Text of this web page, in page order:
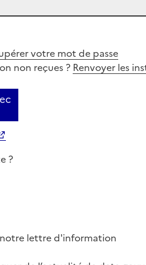
votre mot de passe
non reçues ? Renvoyer les
?
lettre d'information